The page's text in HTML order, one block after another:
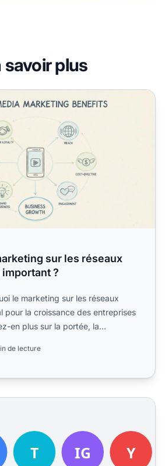
savoir plus
sur les réseaux sociaux est-il
sur les réseaux
?
le marketing sur les réseaux
pour la croissance des entreprises
en plus sur la portée, la
de lecture
Sociaux - Mesurez les